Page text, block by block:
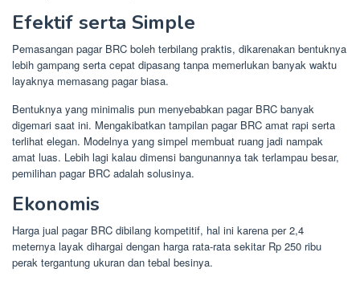
Efektif serta Simple
Pemasangan pagar BRC boleh terbilang praktis, dikarenakan bentuknya
lebih gampang serta cepat dipasang tanpa memerlukan banyak waktu
layaknya memasang pagar biasa.
Bentuknya yang minimalis pun menyebabkan pagar BRC banyak
digemari saat ini. Mengakibatkan tampilan pagar BRC amat rapi serta
terlihat elegan. Modelnya yang simpel membuat ruang jadi nampak
amat luas. Lebih lagi kalau dimensi bangunannya tak terlampau besar,
pemilihan pagar BRC adalah solusinya.
Ekonomis
Harga jual pagar BRC dibilang kompetitif, hal ini karena per 2,4
meternya layak dihargai dengan harga rata-rata sekitar Rp 250 ribu
perak tergantung ukuran dan tebal besinya.